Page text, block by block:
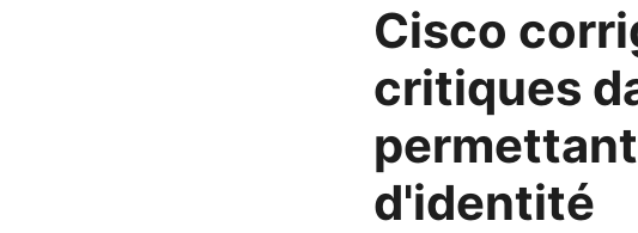
Cisco
critiques
d'identité